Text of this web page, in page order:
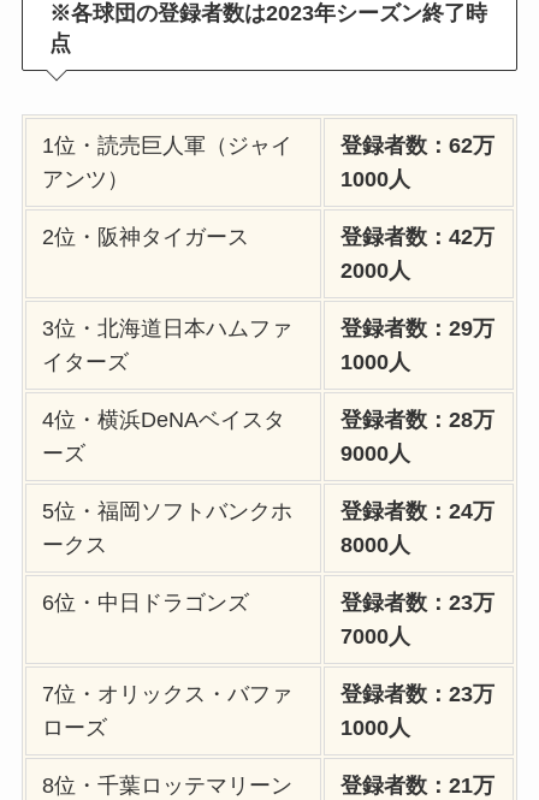
※各球団の登録者数は2023年シーズン終了時
点
1位・読売巨人軍（ジャイ
アンツ）
登録者数：62万
1000人
2位・阪神タイガース
登録者数：42万
2000人
3位・北海道日本ハムファ
イターズ
登録者数：29万
1000人
4位・横浜DeNAベイスタ
ーズ
登録者数：28万
9000人
5位・福岡ソフトバンクホ
ークス
登録者数：24万
8000人
6位・中日ドラゴンズ
登録者数：23万
7000人
7位・オリックス・バファ
ローズ
登録者数：23万
1000人
8位・千葉ロッテマリーン
登録者数：21万